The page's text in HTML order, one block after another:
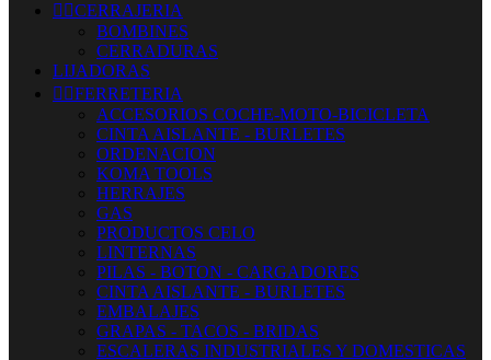
 CERRAJERIA
BOMBINES
CERRADURAS
LIJADORAS
 FERRETERIA
ACCESORIOS COCHE-MOTO-BICICLETA
CINTA AISLANTE - BURLETES
ORDENACION
KOMA TOOLS
HERRAJES
GAS
PRODUCTOS CELO
LINTERNAS
PILAS - BOTON - CARGADORES
CINTA AISLANTE - BURLETES
EMBALAJES
GRAPAS - TACOS - BRIDAS
ESCALERAS INDUSTRIALES Y DOMESTICAS